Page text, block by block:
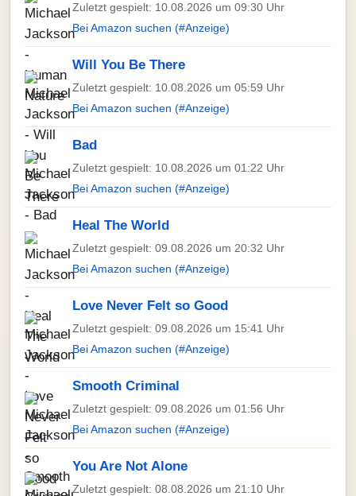
Zuletzt gespielt: 10.08.2026 um 09:30 Uhr
Bei Amazon suchen (#Anzeige)
Will You Be There
Zuletzt gespielt: 10.08.2026 um 05:59 Uhr
Bei Amazon suchen (#Anzeige)
Bad
Zuletzt gespielt: 10.08.2026 um 01:22 Uhr
Bei Amazon suchen (#Anzeige)
Heal The World
Zuletzt gespielt: 09.08.2026 um 20:32 Uhr
Bei Amazon suchen (#Anzeige)
Love Never Felt so Good
Zuletzt gespielt: 09.08.2026 um 15:41 Uhr
Bei Amazon suchen (#Anzeige)
Smooth Criminal
Zuletzt gespielt: 09.08.2026 um 01:56 Uhr
Bei Amazon suchen (#Anzeige)
You Are Not Alone
Zuletzt gespielt: 08.08.2026 um 21:10 Uhr